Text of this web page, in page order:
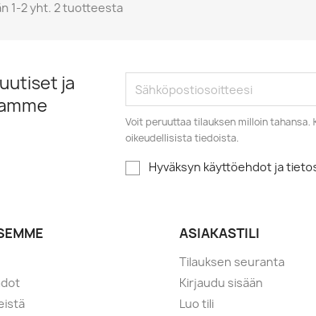
1-2 yht. 2 tuotteesta
ja
Voit peruuttaa tilauksen milloin
oikeudellisista tiedoista.
Hyväksyn käyttöehdot ja
ASIAKASTILI
Tilauksen seuranta
Kirjaudu sisään
Luo tili